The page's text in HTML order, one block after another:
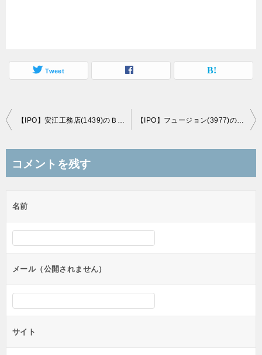
Tweet
投
ビ
ー
シ
ョ
ン
【IPO】安江工務店(1439)のＢＢスタンスと初値予想 【IPO】フュージョン(3977)のＢＢスタンスと初値予想
コメントを残す
名前
メール（公開されません）
サイト